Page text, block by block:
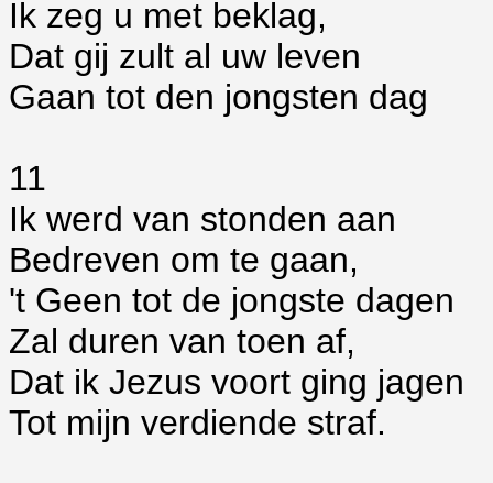
Ik zeg u met beklag,
Dat gij zult al uw leven
Gaan tot den jongsten dag
11
Ik werd van stonden aan
Bedreven om te gaan,
't Geen tot de jongste dagen
Zal duren van toen af,
Dat ik Jezus voort ging jagen
Tot mijn verdiende straf.